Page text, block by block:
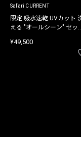
Safari CURRENT
限定 吸水速乾 UVカット
える "オールシーン" セッ
¥49,500